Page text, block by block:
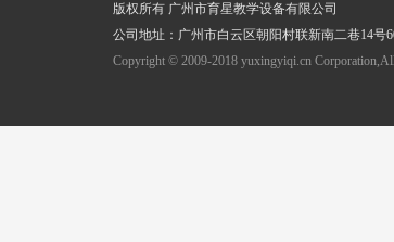
版权所有 广州市育星教学设备有限公司
公司地址：广州市白云区朝阳村联新南二巷14号
Copyright © 2009-2018 yuxingyiqi.cn